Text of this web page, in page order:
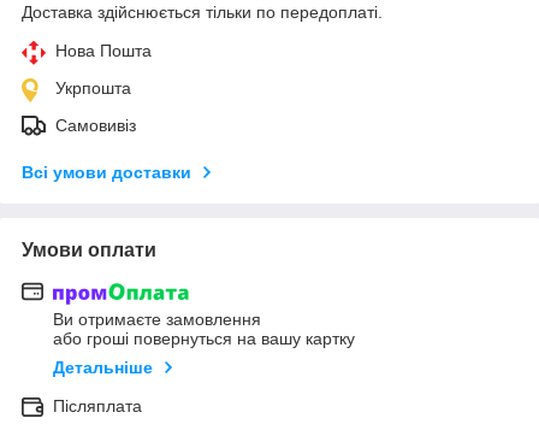
Доставка здійснюється тільки по передоплаті.
Нова Пошта
Укрпошта
Самовивіз
Всі умови доставки
Умови оплати
Ви отримаєте замовлення
або гроші повернуться на вашу картку
Детальніше
Післяплата